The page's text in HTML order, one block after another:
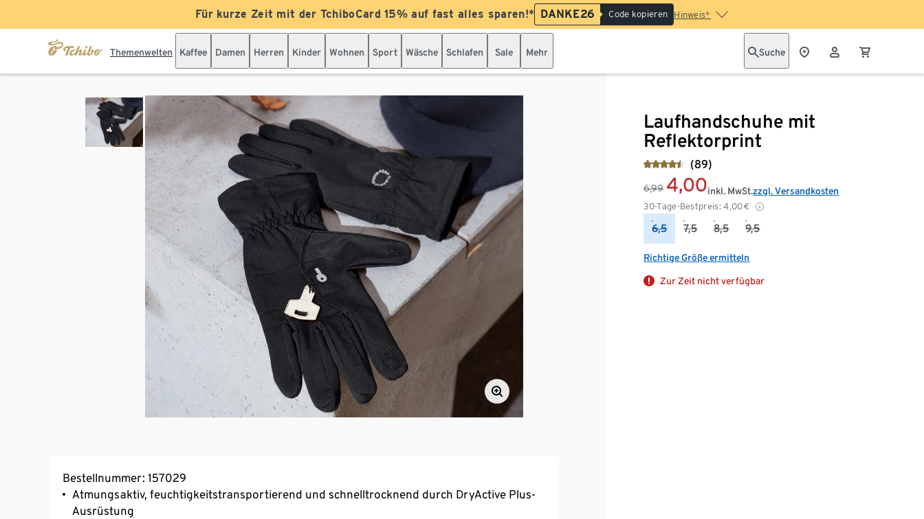
Für kurze Zeit mit der TchiboCard 15% auf fast alles sparen!* DANKE26 Code kopieren Hinweis*
Themenwelten Kaffee Damen Herren Kinder Wohnen Sport Wäsche Schlafen Sale Mehr Suche
Laufhandschuhe mit
Reflektorprint
(89)
6,99 4,00
30-Tage-Bestpreis: 4,00€
inkl. MwSt.zzgl. Versandkosten
6,5 7,5 8,5 9,5
Richtige Größe ermitteln
Zur Zeit nicht verfügbar
Bestellnummer: 157029
Atmungsaktiv, feuchtigkeitstransportierend und schnelltrocknend durch DryActive Plus-
Ausrüstung